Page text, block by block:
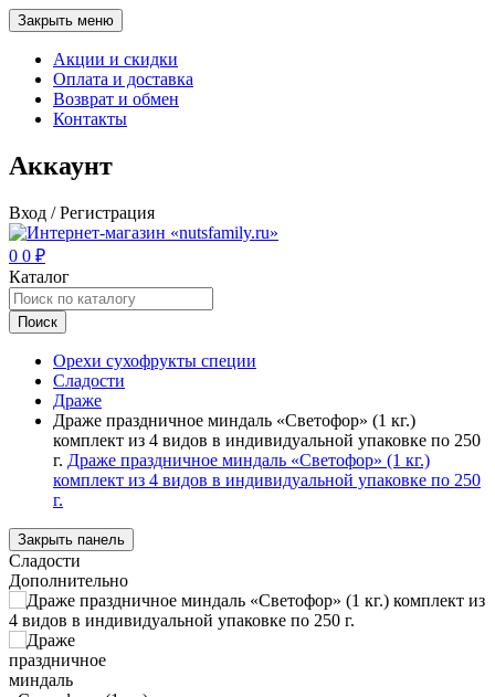
Закрыть меню
Акции и скидки
Оплата и доставка
Возврат и обмен
Контакты
Аккаунт
Вход / Регистрация
0 0 ₽
Каталог
Поиск
Орехи сухофрукты специи
Сладости
Драже
Драже праздничное миндаль «Светофор» (1 кг.)
комплект из 4 видов в индивидуальной упаковке по 250
г. Драже праздничное миндаль «Светофор» (1 кг.)
комплект из 4 видов в индивидуальной упаковке по 250
г.
Закрыть панель
Сладости
Дополнительно